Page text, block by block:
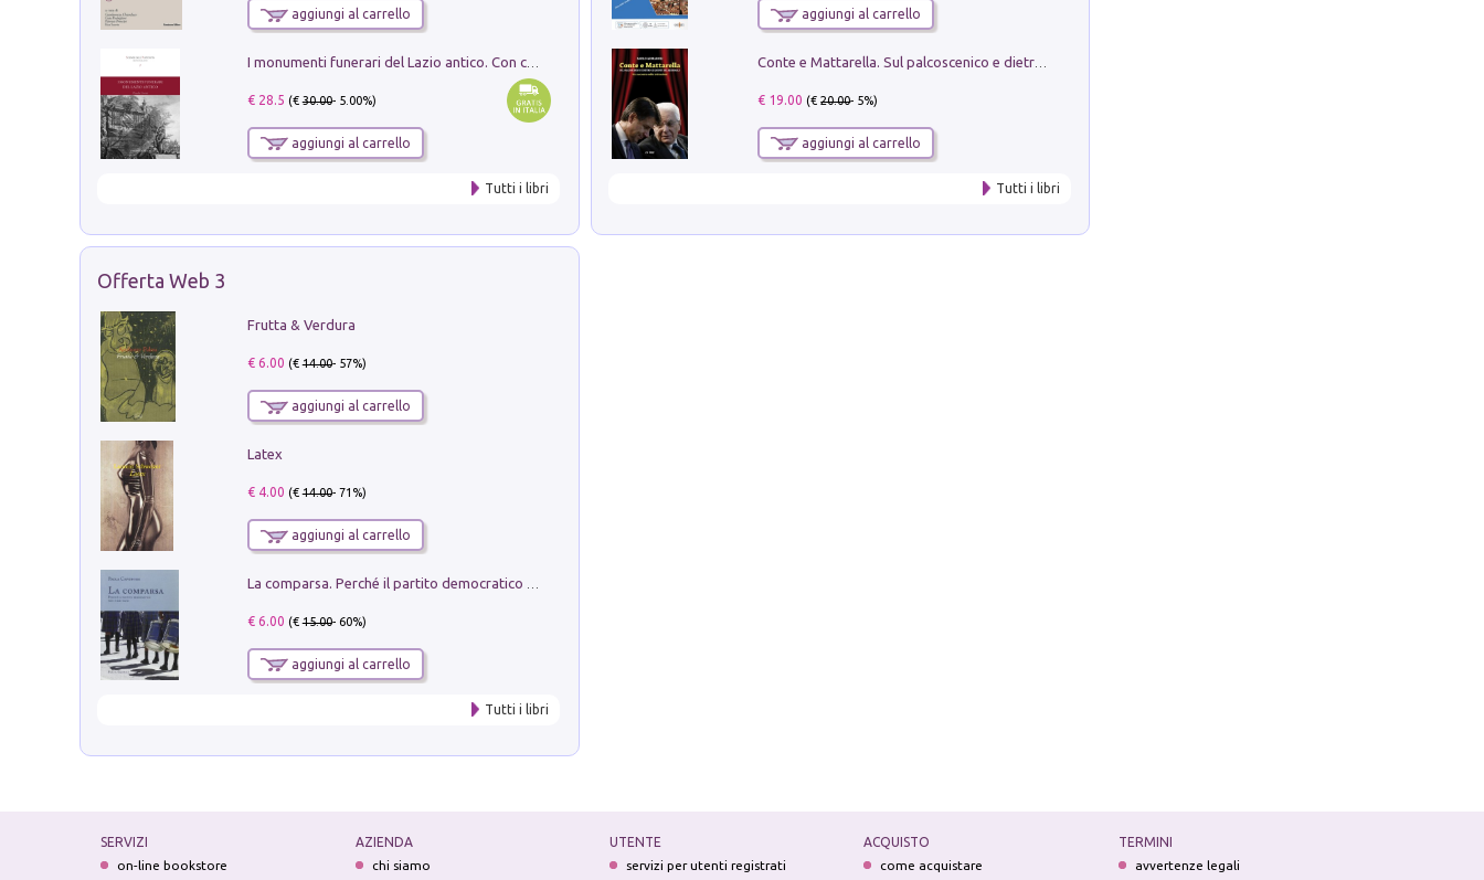
aggiungi al carrello
I monumenti funerari del Lazio antico. Con cartella con tavole
€ 28.5 (€30.00- 5.00%)
aggiungi al carrello
Tutti i libri
aggiungi al carrello
€ 19.00 (€20.00- 5%)
aggiungi al carrello
Tutti i libri
Offerta Web 3
Frutta & Verdura
€ 6.00 (€14.00- 57%)
aggiungi al carrello
Latex
€ 4.00 (€14.00- 71%)
aggiungi al carrello
€ 6.00 (€15.00- 60%)
aggiungi al carrello
Tutti i libri
SERVIZI
on-line bookstore
AZIENDA
chi siamo
UTENTE
servizi per utenti registrati
ACQUISTO
come acquistare
TERMINI
avvertenze legali